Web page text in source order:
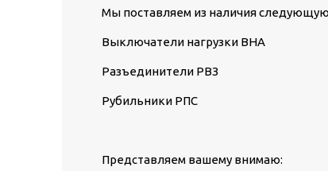
Мы поставляем из наличия
Выключатели нагрузки ВНА
Разъединители РВЗ
Рубильники РПС
Представляем вашему внимаю: